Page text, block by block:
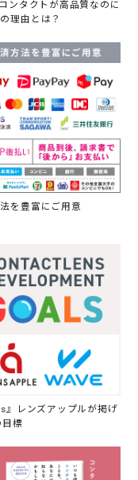
ンタクトが高品質なのに
理由とは？
を豊富にご用意
』レンズアップルが掲げ
目標